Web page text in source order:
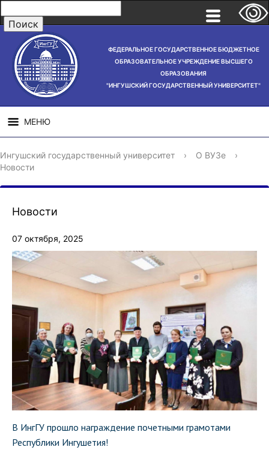
ФЕДЕРАЛЬНОЕ ГОСУДАРСТВЕННОЕ БЮДЖЕТНОЕ
ОБРАЗОВАТЕЛЬНОЕ УЧРЕЖДЕНИЕ ВЫСШЕГО
ОБРАЗОВАНИЯ
"ИНГУШСКИЙ ГОСУДАРСТВЕННЫЙ УНИВЕРСИТЕТ"
МЕНЮ
СВЕДЕНИЯ ОБ
ОБРАЗОВАТЕЛЬНОЙ
НАУЧНАЯ
ДЕЯТЕЛЬНОСТЬ
Ингушский государственный университет › О ВУЗе
›
Новости
Новости
07 октября, 2025
В ИнгГУ прошло награждение почетными грамотами
Республики Ингушетия!